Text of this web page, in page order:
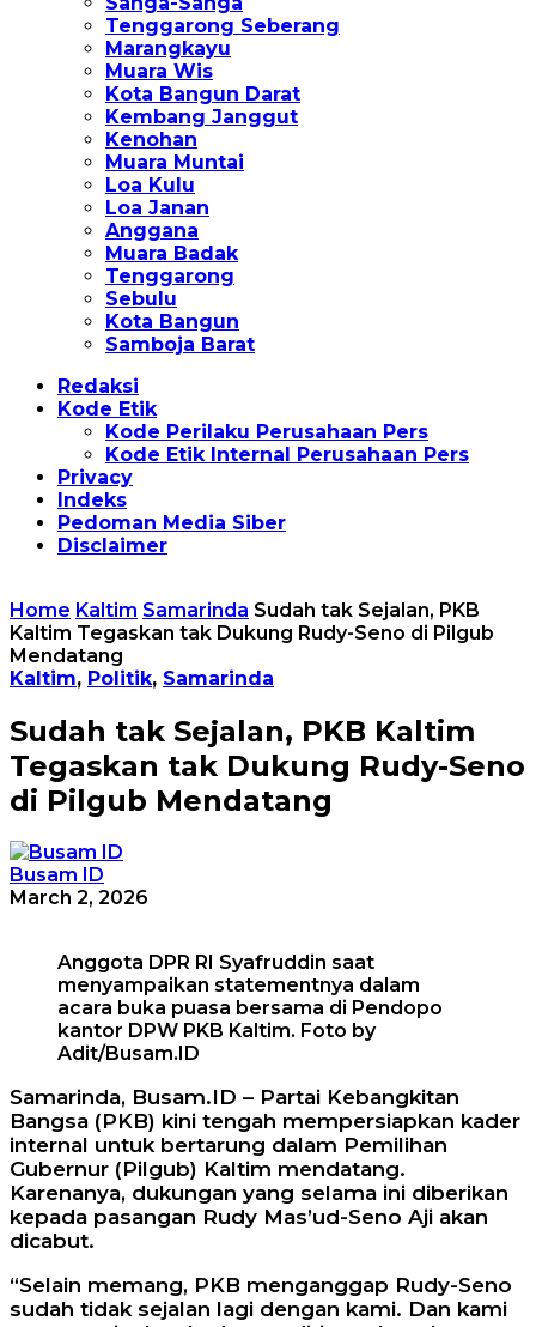
Tenggarong Seberang
Marangkayu
Muara Wis
Kota Bangun Darat
Kembang Janggut
Kenohan
Muara Muntai
Loa Kulu
Loa Janan
Anggana
Muara Badak
Tenggarong
Sebulu
Kota Bangun
Samboja Barat
Redaksi
Kode Etik
Kode Perilaku Perusahaan Pers
Kode Etik Internal Perusahaan Pers
Privacy
Indeks
Pedoman Media Siber
Disclaimer
Home Kaltim Samarinda Sudah tak Sejalan, PKB
Kaltim Tegaskan tak Dukung Rudy-Seno di Pilgub
Mendatang
Kaltim, Politik, Samarinda
Sudah tak Sejalan, PKB Kaltim
Tegaskan tak Dukung Rudy-Seno
di Pilgub Mendatang
Busam ID
March 2, 2026
Anggota DPR RI Syafruddin saat
menyampaikan statementnya dalam
acara buka puasa bersama di Pendopo
kantor DPW PKB Kaltim. Foto by
Adit/Busam.ID
Samarinda, Busam.ID – Partai Kebangkitan
Bangsa (PKB) kini tengah mempersiapkan kader
internal untuk bertarung dalam Pemilihan
Gubernur (Pilgub) Kaltim mendatang.
Karenanya, dukungan yang selama ini diberikan
kepada pasangan Rudy Mas’ud-Seno Aji akan
dicabut.
“Selain memang, PKB menganggap Rudy-Seno
sudah tidak sejalan lagi dengan kami. Dan kami